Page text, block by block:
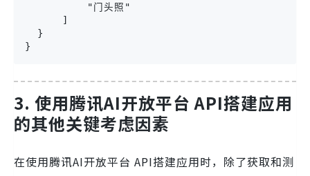
"门头照"
]
}
}
3. 使用腾讯AI开放平台 API搭建应用
的其他关键考虑因素
在使用腾讯AI开放平台 API搭建应用时，除了获取和测